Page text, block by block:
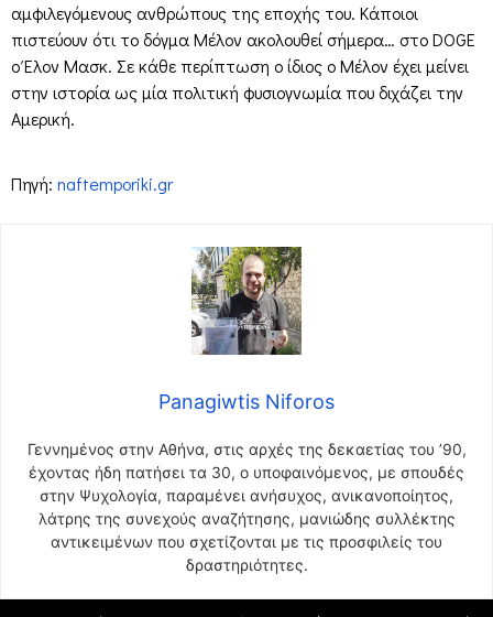
αμφιλεγόμενους ανθρώπους της εποχής του. Κάποιοι
πιστεύουν ότι το δόγμα Μέλον ακολουθεί σήμερα… στο DOGE
ο Έλον Μασκ. Σε κάθε περίπτωση ο ίδιος ο Μέλον έχει μείνει
στην ιστορία ως μία πολιτική φυσιογνωμία που διχάζει την
Αμερική.
Πηγή: naftemporiki.gr
Panagiwtis Niforos
Γεννημένος στην Αθήνα, στις αρχές της δεκαετίας του ’90,
έχοντας ήδη πατήσει τα 30, ο υποφαινόμενος, με σπουδές
στην Ψυχολογία, παραμένει ανήσυχος, ανικανοποίητος,
λάτρης της συνεχούς αναζήτησης, μανιώδης συλλέκτης
αντικειμένων που σχετίζονται με τις προσφιλείς του
δραστηριότητες.